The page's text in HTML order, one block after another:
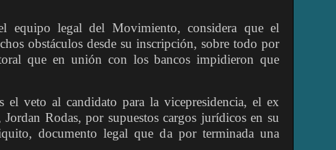
equipo legal del Movimiento, considera que el
obstáculos desde su inscripción, sobre todo por
que en unión con los bancos impidieron que
el veto al candidato para la vicepresidencia, el ex
Rodas, por supuestos cargos jurídicos en su
documento legal que da por terminada una